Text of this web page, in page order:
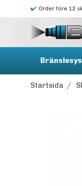
Order före 12
Startsida /